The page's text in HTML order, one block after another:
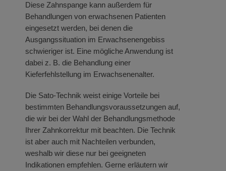
Diese Zahnspange kann außerdem für
Behandlungen von erwachsenen Patienten
eingesetzt werden, bei denen die
Ausgangssituation im Erwachsenengebiss
schwieriger ist. Eine mögliche Anwendung ist
dabei z. B. die Behandlung einer
Kieferfehlstellung im Erwachsenenalter.
Die Sato-Technik weist einige Vorteile bei
bestimmten Behandlungsvoraussetzungen auf,
die wir bei der Wahl der Behandlungsmethode
Ihrer Zahnkorrektur mit beachten. Die Technik
ist aber auch mit Nachteilen verbunden,
weshalb wir diese nur bei geeigneten
Indikationen empfehlen. Gerne erläutern wir